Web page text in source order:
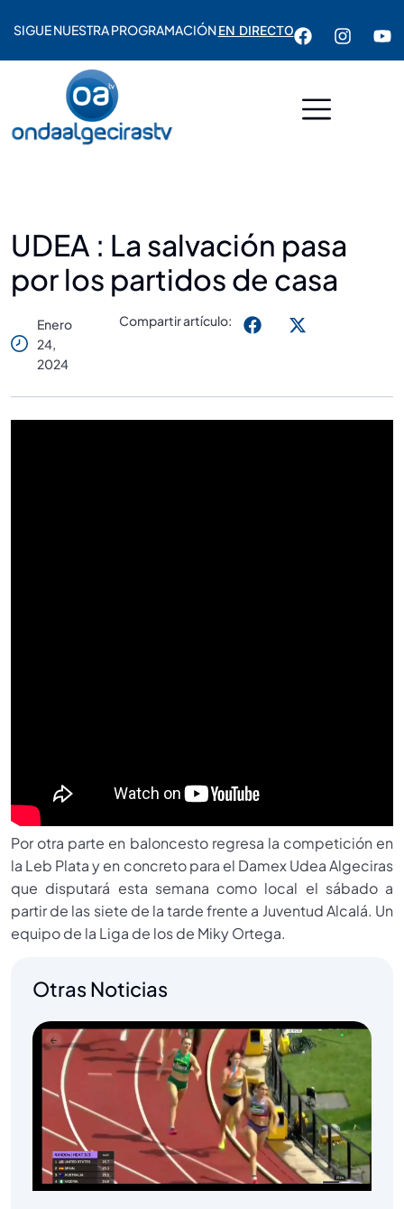
SIGUE NUESTRA PROGRAMACIÓNEN DIRECTO
UDEA : La salvación pasa
por los partidos de casa
Enero
24,
2024
Compartir artículo:
Por otra parte en baloncesto regresa la competición en
la Leb Plata y en concreto para el Damex Udea Algeciras
que disputará esta semana como local el sábado a
partir de las siete de la tarde frente a Juventud Alcalá. Un
equipo de la Liga de los de Miky Ortega.
Otras Noticias